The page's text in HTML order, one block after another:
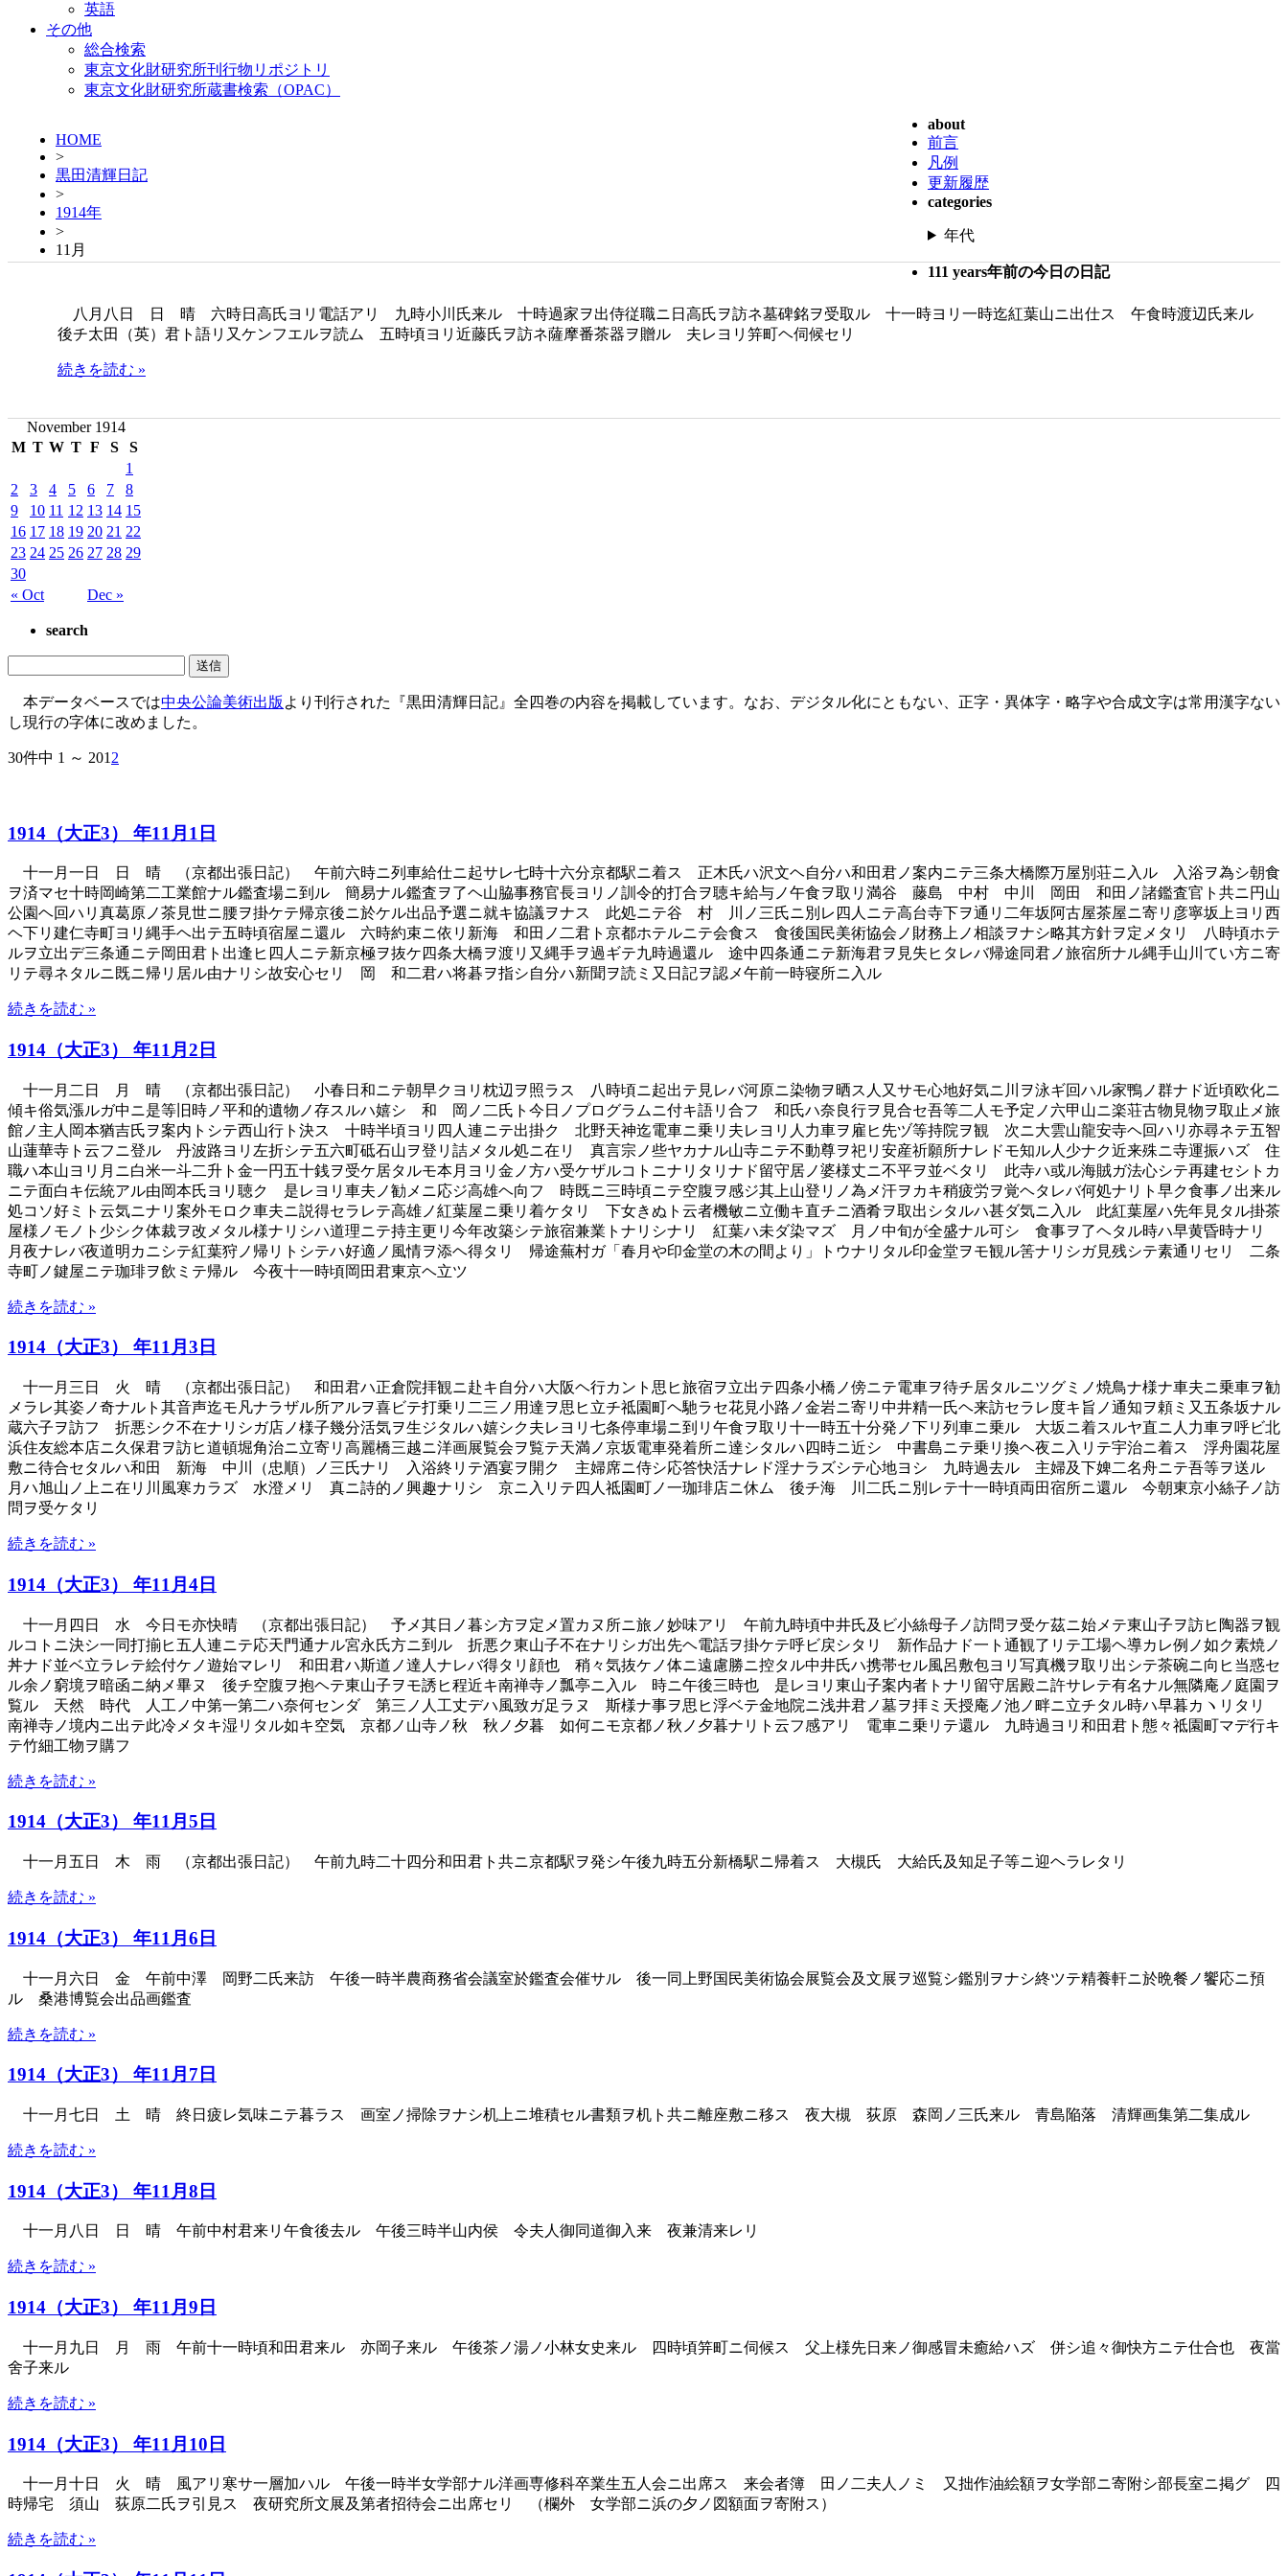
英語
その他
総合検索
東京文化財研究所刊行物リポジトリ
東京文化財研究所蔵書検索（OPAC）
HOME
>
黒田清輝日記
>
1914年
>
11月
about
前言
凡例
更新履歴
categories
年代
111 years年前の今日の日記
八月八日 日 晴 六時日高氏ヨリ電話アリ 九時小川氏来ル 十時過家ヲ出侍従職ニ日高氏ヲ訪ネ墓碑銘ヲ受取ル 十一時ヨリ一時迄紅葉山ニ出仕ス 午食時渡辺氏来ル
後チ太田（英）君ト語リ又ケンフエルヲ読ム 五時頃ヨリ近藤氏ヲ訪ネ薩摩番茶器ヲ贈ル 夫レヨリ笄町ヘ伺候セリ
続きを読む »
November 1914
M T W T F S S
« Oct Dec »
1
2
3 4 5 6 7
8
9
10 11 12 13 14 15
16 17 18 19 20 21 22
23 24 25 26 27 28 29
30
search
本データベースでは中央公論美術出版 より刊行された『黒田清輝日記』全四巻の内容を掲載しています。なお、デジタル化にともない、正字・異体字・略字や合成文字は常用漢字ない
し現行の字体に改めました。
30件中 1 ～ 201 2
1914（大正3） 年11月1日
十一月一日 日 晴 （京都出張日記） 午前六時ニ列車給仕ニ起サレ七時十六分京都駅ニ着ス 正木氏ハ沢文ヘ自分ハ和田君ノ案内ニテ三条大橋際万屋別荘ニ入ル 入浴ヲ為シ朝食
ヲ済マセ十時岡崎第二工業館ナル鑑査場ニ到ル 簡易ナル鑑査ヲ了ヘ山脇事務官長ヨリノ訓令的打合ヲ聴キ給与ノ午食ヲ取リ満谷 藤島 中村 中川 岡田 和田ノ諸鑑査官ト共ニ円山
公園ヘ回ハリ真葛原ノ茶見世ニ腰ヲ掛ケテ帰京後ニ於ケル出品予選ニ就キ協議ヲナス 此処ニテ谷 村 川ノ三氏ニ別レ四人ニテ高台寺下ヲ通リ二年坂阿古屋茶屋ニ寄リ彦寧坂上ヨリ西
ヘ下リ建仁寺町ヨリ縄手ヘ出テ五時頃宿屋ニ還ル 六時約束ニ依リ新海 和田ノ二君ト京都ホテルニテ会食ス 食後国民美術協会ノ財務上ノ相談ヲナシ略其方針ヲ定メタリ 八時頃ホテ
ルヲ立出デ三条通ニテ岡田君ト出逢ヒ四人ニテ新京極ヲ抜ケ四条大橋ヲ渡リ又縄手ヲ過ギテ九時過還ル 途中四条通ニテ新海君ヲ見失ヒタレバ帰途同君ノ旅宿所ナル縄手山川てい方ニ寄
リテ尋ネタルニ既ニ帰リ居ル由ナリシ故安心セリ 岡 和二君ハ将碁ヲ指シ自分ハ新聞ヲ読ミ又日記ヲ認メ午前一時寝所ニ入ル
続きを読む »
1914（大正3） 年11月2日
十一月二日 月 晴 （京都出張日記） 小春日和ニテ朝早クヨリ枕辺ヲ照ラス 八時頃ニ起出テ見レバ河原ニ染物ヲ晒ス人又サモ心地好気ニ川ヲ泳ギ回ハル家鴨ノ群ナド近頃欧化ニ
傾キ俗気漲ルガ中ニ是等旧時ノ平和的遺物ノ存スルハ嬉シ 和 岡ノ二氏ト今日ノプログラムニ付キ語リ合フ 和氏ハ奈良行ヲ見合セ吾等二人モ予定ノ六甲山ニ楽荘古物見物ヲ取止メ旅
館ノ主人岡本猶吉氏ヲ案内トシテ西山行ト決ス 十時半頃ヨリ四人連ニテ出掛ク 北野天神迄電車ニ乗リ夫レヨリ人力車ヲ雇ヒ先ヅ等持院ヲ観 次ニ大雲山龍安寺ヘ回ハリ亦尋ネテ五智
山蓮華寺ト云フニ登ル 丹波路ヨリ左折シテ五六町砥石山ヲ登リ詰メタル処ニ在リ 真言宗ノ些ヤカナル山寺ニテ不動尊ヲ祀リ安産祈願所ナレドモ知ル人少ナク近来殊ニ寺運振ハズ 住
職ハ本山ヨリ月ニ白米一斗二升ト金一円五十銭ヲ受ケ居タルモ本月ヨリ金ノ方ハ受ケザルコトニナリタリナド留守居ノ婆様丈ニ不平ヲ並ベタリ 此寺ハ或ル海賊ガ法心シテ再建セシトカ
ニテ面白キ伝統アル由岡本氏ヨリ聴ク 是レヨリ車夫ノ勧メニ応ジ高雄ヘ向フ 時既ニ三時頃ニテ空腹ヲ感ジ其上山登リノ為メ汗ヲカキ稍疲労ヲ覚ヘタレバ何処ナリト早ク食事ノ出来ル
処コソ好ミト云気ニナリ案外モロク車夫ニ説得セラレテ高雄ノ紅葉屋ニ乗リ着ケタリ 下女きぬト云者機敏ニ立働キ直チニ酒肴ヲ取出シタルハ甚ダ気ニ入ル 此紅葉屋ハ先年見タル掛茶
屋様ノモノト少シク体裁ヲ改メタル様ナリシハ道理ニテ持主更リ今年改築シテ旅宿兼業トナリシナリ 紅葉ハ未ダ染マズ 月ノ中旬が全盛ナル可シ 食事ヲ了ヘタル時ハ早黄昏時ナリ
月夜ナレバ夜道明カニシテ紅葉狩ノ帰リトシテハ好適ノ風情ヲ添ヘ得タリ 帰途蕪村ガ「春月や印金堂の木の間より」トウナリタル印金堂ヲモ観ル筈ナリシガ見残シテ素通リセリ 二条
寺町ノ鍵屋ニテ珈琲ヲ飲ミテ帰ル 今夜十一時頃岡田君東京ヘ立ツ
続きを読む »
1914（大正3） 年11月3日
十一月三日 火 晴 （京都出張日記） 和田君ハ正倉院拝観ニ赴キ自分ハ大阪ヘ行カント思ヒ旅宿ヲ立出テ四条小橋ノ傍ニテ電車ヲ待チ居タルニツグミノ焼鳥ナ様ナ車夫ニ乗車ヲ勧
メラレ其姿ノ奇ナルト其音声迄モ凡ナラザル所アルヲ喜ビテ打乗リ二三ノ用達ヲ思ヒ立チ祗園町ヘ馳ラセ花見小路ノ金岩ニ寄リ中井精一氏ヘ来訪セラレ度キ旨ノ通知ヲ頼ミ又五条坂ナル
蔵六子ヲ訪フ 折悪シク不在ナリシガ店ノ様子幾分活気ヲ生ジタルハ嬉シク夫レヨリ七条停車場ニ到リ午食ヲ取リ十一時五十分発ノ下リ列車ニ乗ル 大坂ニ着スルヤ直ニ人力車ヲ呼ビ北
浜住友総本店ニ久保君ヲ訪ヒ道頓堀角治ニ立寄リ高麗橋三越ニ洋画展覧会ヲ覧テ天満ノ京坂電車発着所ニ達シタルハ四時ニ近シ 中書島ニテ乗リ換ヘ夜ニ入リテ宇治ニ着ス 浮舟園花屋
敷ニ待合セタルハ和田 新海 中川（忠順）ノ三氏ナリ 入浴終リテ酒宴ヲ開ク 主婦席ニ侍シ応答快活ナレド淫ナラズシテ心地ヨシ 九時過去ル 主婦及下婢二名舟ニテ吾等ヲ送ル
月ハ旭山ノ上ニ在リ川風寒カラズ 水澄メリ 真ニ詩的ノ興趣ナリシ 京ニ入リテ四人祗園町ノ一珈琲店ニ休ム 後チ海 川二氏ニ別レテ十一時頃両田宿所ニ還ル 今朝東京小絲子ノ訪
問ヲ受ケタリ
続きを読む »
1914（大正3） 年11月4日
十一月四日 水 今日モ亦快晴 （京都出張日記） 予メ其日ノ暮シ方ヲ定メ置カヌ所ニ旅ノ妙味アリ 午前九時頃中井氏及ビ小絲母子ノ訪問ヲ受ケ茲ニ始メテ東山子ヲ訪ヒ陶器ヲ観
ルコトニ決シ一同打揃ヒ五人連ニテ応天門通ナル宮永氏方ニ到ル 折悪ク東山子不在ナリシガ出先ヘ電話ヲ掛ケテ呼ビ戻シタリ 新作品ナド一ト通観了リテ工場ヘ導カレ例ノ如ク素焼ノ
丼ナド並ベ立ラレテ絵付ケノ遊始マレリ 和田君ハ斯道ノ達人ナレバ得タリ顔也 稍々気抜ケノ体ニ遠慮勝ニ控タル中井氏ハ携帯セル風呂敷包ヨリ写真機ヲ取リ出シテ茶碗ニ向ヒ当惑セ
ル余ノ窮境ヲ暗函ニ納メ畢ヌ 後チ空腹ヲ抱ヘテ東山子ヲモ誘ヒ程近キ南禅寺ノ瓢亭ニ入ル 時ニ午後三時也 是レヨリ東山子案内者トナリ留守居殿ニ許サレテ有名ナル無隣庵ノ庭園ヲ
覧ル 天然 時代 人工ノ中第一第二ハ奈何センダ 第三ノ人工丈デハ風致ガ足ラヌ 斯様ナ事ヲ思ヒ浮ベテ金地院ニ浅井君ノ墓ヲ拝ミ天授庵ノ池ノ畔ニ立チタル時ハ早暮カヽリタリ
南禅寺ノ境内ニ出テ此冷メタキ湿リタル如キ空気 京都ノ山寺ノ秋 秋ノ夕暮 如何ニモ京都ノ秋ノ夕暮ナリト云フ感アリ 電車ニ乗リテ還ル 九時過ヨリ和田君ト態々祗園町マデ行キ
テ竹細工物ヲ購フ
続きを読む »
1914（大正3） 年11月5日
十一月五日 木 雨 （京都出張日記） 午前九時二十四分和田君ト共ニ京都駅ヲ発シ午後九時五分新橋駅ニ帰着ス 大槻氏 大給氏及知足子等ニ迎ヘラレタリ
続きを読む »
1914（大正3） 年11月6日
十一月六日 金 午前中澤 岡野二氏来訪 午後一時半農商務省会議室於鑑査会催サル 後一同上野国民美術協会展覧会及文展ヲ巡覧シ鑑別ヲナシ終ツテ精養軒ニ於晩餐ノ饗応ニ預
ル 桑港博覧会出品画鑑査
続きを読む »
1914（大正3） 年11月7日
十一月七日 土 晴 終日疲レ気味ニテ暮ラス 画室ノ掃除ヲナシ机上ニ堆積セル書類ヲ机ト共ニ離座敷ニ移ス 夜大槻 荻原 森岡ノ三氏来ル 青島陥落 清輝画集第二集成ル
続きを読む »
1914（大正3） 年11月8日
十一月八日 日 晴 午前中村君来リ午食後去ル 午後三時半山内侯 令夫人御同道御入来 夜兼清来レリ
続きを読む »
1914（大正3） 年11月9日
十一月九日 月 雨 午前十一時頃和田君来ル 亦岡子来ル 午後茶ノ湯ノ小林女史来ル 四時頃笄町ニ伺候ス 父上様先日来ノ御感冒未癒給ハズ 併シ追々御快方ニテ仕合也 夜當
舍子来ル
続きを読む »
1914（大正3） 年11月10日
十一月十日 火 晴 風アリ寒サ一層加ハル 午後一時半女学部ナル洋画専修科卒業生五人会ニ出席ス 来会者簿 田ノ二夫人ノミ 又拙作油絵額ヲ女学部ニ寄附シ部長室ニ掲グ 四
時帰宅 須山 荻原二氏ヲ引見ス 夜研究所文展及第者招待会ニ出席セリ （欄外 女学部ニ浜の夕ノ図額面ヲ寄附ス）
続きを読む »